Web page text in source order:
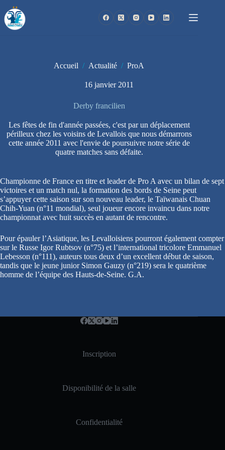
au
contenu
Accueil / Actualité / ProA
16 janvier 2011
Derby francilien
Les fêtes de fin d'année passées, c'est par un déplacement
périlleux chez les voisins de Levallois que nous démarrons
cette année 2011 avec l'envie de poursuivre notre série de
quatre matches sans défaite.
Championne de France en titre et leader de Pro A avec un bilan de sept
victoires et un match nul, la formation des bords de Seine peut
s’appuyer cette saison sur son nouveau leader, le Taïwanais Chuan
Chih-Yuan (n°11 mondial), seul joueur encore invaincu dans notre
championnat avec huit succès en autant de rencontre.
Pour épauler l’Asiatique, les Levalloisiens pourront également compter
sur le Russe Igor Rubtsov (n°75) et l’international tricolore Emmanuel
Lebesson (n°111), auteurs tous deux d’un excellent début de saison,
tandis que le jeune junior Simon Gauzy (n°219) sera le quatrième
homme de l’équipe des Hauts-de-Seine. G.A.
Inscription
Disponibilité de la salle
Confidentialité